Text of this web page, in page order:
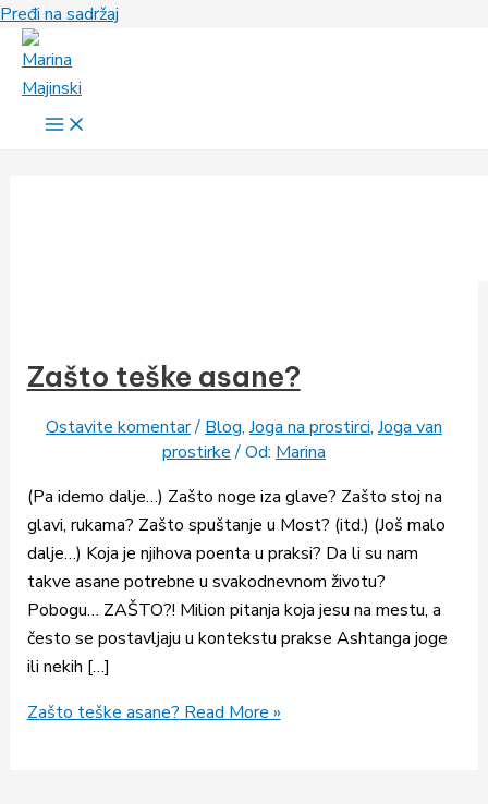
Pređi na sadržaj
Zašto teške asane?
Ostavite komentar/ Blog, Joga na prostirci, Joga van
prostirke/ Od: Marina
(Pa idemo dalje…) Zašto noge iza glave? Zašto stoj na
glavi, rukama? Zašto spuštanje u Most? (itd.) (Još malo
dalje…) Koja je njihova poenta u praksi? Da li su nam
takve asane potrebne u svakodnevnom životu?
Pobogu… ZAŠTO?! Milion pitanja koja jesu na mestu, a
često se postavljaju u kontekstu prakse Ashtanga joge
ili nekih […]
Zašto teške asane? Read More »